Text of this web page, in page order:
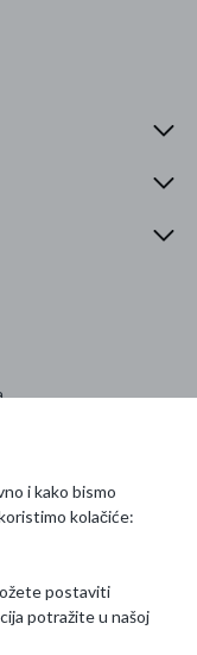
i kako bismo
kolačiće:
postaviti
potražite u našoj